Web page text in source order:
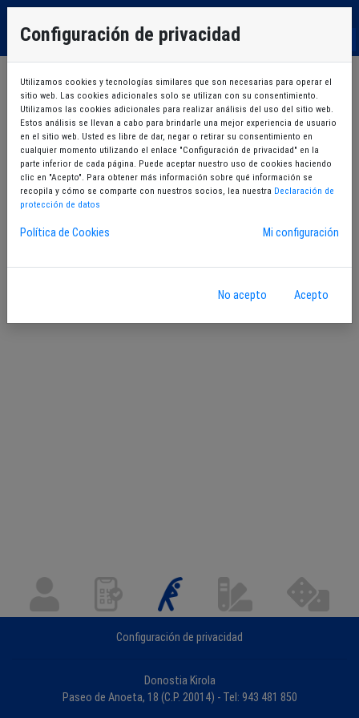
Nueva inscripción Mis cursos
Configuración de privacidad
Donostia Kirola
Paseo de Anoeta, 18 (C.P. 20014) - Tel: 943 481 850
Configuración de privacidad
Utilizamos cookies y tecnologías similares que son necesarias para operar el
sitio web. Las cookies adicionales solo se utilizan con su consentimiento.
Utilizamos las cookies adicionales para realizar análisis del uso del sitio web.
Estos análisis se llevan a cabo para brindarle una mejor experiencia de usuario
en el sitio web. Usted es libre de dar, negar o retirar su consentimiento en
cualquier momento utilizando el enlace "Configuración de privacidad" en la
parte inferior de cada página. Puede aceptar nuestro uso de cookies haciendo
clic en "Acepto". Para obtener más información sobre qué información se
recopila y cómo se comparte con nuestros socios, lea nuestra Declaración de
protección de datos
Política de Cookies Mi configuración
No acepto Acepto